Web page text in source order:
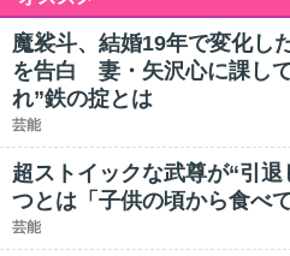
魔裟斗、結婚19年で変化し
を告白 妻・矢沢心に課し
れ”鉄の掟とは
芸能
超ストイックな武尊が“引
つとは「子供の頃から食べ
芸能